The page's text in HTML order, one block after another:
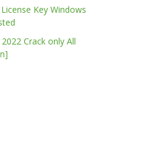
Key Windows
Crack only All